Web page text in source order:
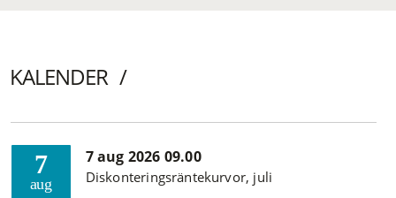
KALENDER
7
aug
7 aug 2026 09.00
Diskonteringsräntekurvor, juli